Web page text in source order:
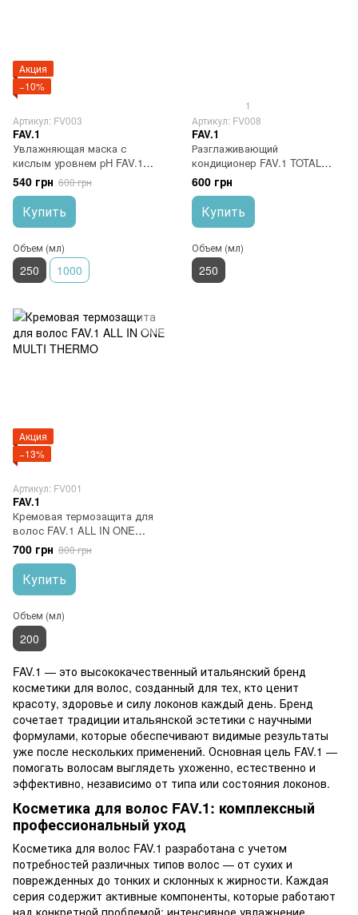
Акция
−10%
Артикул: FV003
FAV.1
Увлажняющая маска с
кислым уровнем pH FAV.1
AQUA WAVE MASK 250 мл
540 грн 600 грн
Купить
Объем (мл)
250 1000
1
Артикул: FV008
FAV.1
Разглаживающий
кондиционер FAV.1 TOTAL
FLAT CONDITIONER
600 грн
Купить
Объем (мл)
250
Акция
−13%
Артикул: FV001
FAV.1
Кремовая термозащита для
волос FAV.1 ALL IN ONE
MULTI THERMO
700 грн 800 грн
Купить
Объем (мл)
200
FAV.1 — это высококачественный итальянский бренд
косметики для волос, созданный для тех, кто ценит
красоту, здоровье и силу локонов каждый день. Бренд
сочетает традиции итальянской эстетики с научными
формулами, которые обеспечивают видимые результаты
уже после нескольких применений. Основная цель FAV.1 —
помогать волосам выглядеть ухоженно, естественно и
эффективно, независимо от типа или состояния локонов.
Косметика для волос FAV.1: комплексный
профессиональный уход
Косметика для волос FAV.1 разработана с учетом
потребностей различных типов волос — от сухих и
поврежденных до тонких и склонных к жирности. Каждая
серия содержит активные компоненты, которые работают